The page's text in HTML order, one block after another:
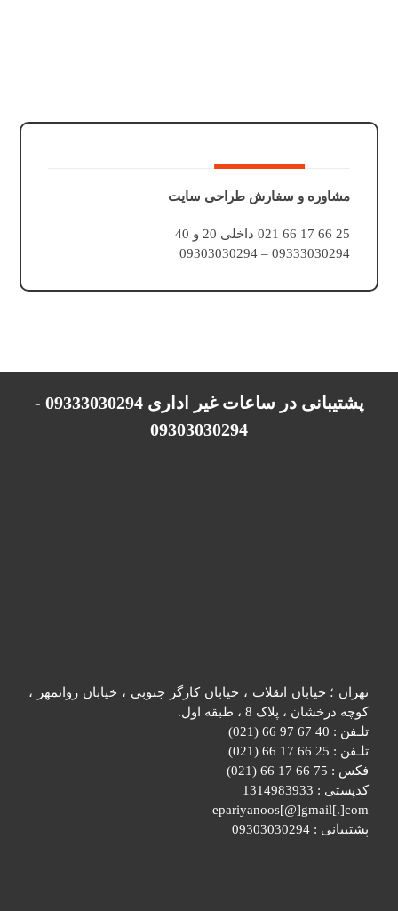
مشاوره و سفارش طراحی سایت
25 66 17 66 021 داخلی 20 و 40
09333030294 – 09303030294
پشتیبانی در ساعات غیر اداری 09333030294 -
09303030294
تهران ؛ خیابان انقلاب ، خیابان کارگر جنوبی ، خیابان روانمهر ،
کوچه درخشان ، پلاک 8 ، طبقه اول.
تلـفن : 40 67 97 66 (021)
تلـفن : 25 66 17 66 (021)
فکس : 75 66 17 66 (021)
کدپستی : 1314983933
epariyanoos[@]gmail[.]com
پشتیبانی : 09303030294